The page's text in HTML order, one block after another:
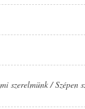
szerelmünk / Szépen